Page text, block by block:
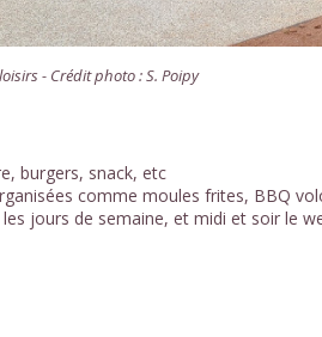
- Crédit photo : S. Poipy
burgers, snack, etc
comme moules frites, BBQ
jours de semaine, et midi et soir le